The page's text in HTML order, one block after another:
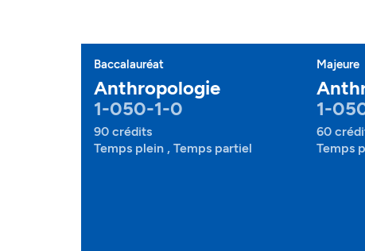
Baccalauréat
Anthropologie
1-050-1-0
90 crédits
Temps plein , Temps partiel
Majeure
1-
60
Temps